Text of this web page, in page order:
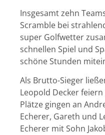
Insgesamt zehn
Scramble bei
super Golfwetter
schnellen Spiel und
schöne Stunden
Als Brutto-Sieger
Leopold Decker
Plätze gingen an
Echerer, Gareth und
Echerer mit Sohn